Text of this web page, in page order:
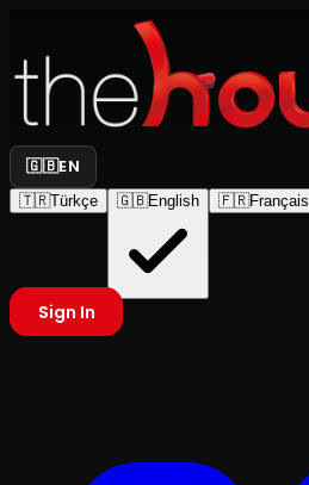
🇬🇧EN
🇹🇷Türkçe 🇬🇧English 🇫🇷Français
Sign In